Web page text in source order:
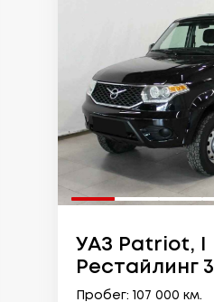
УАЗ Patriot, I
Рестайлинг 3
Пробег: 107 000 км.